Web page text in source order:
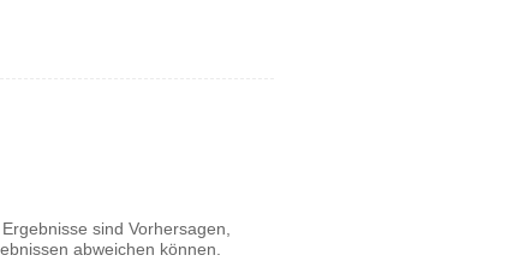
sind Vorhersagen,
abweichen können.